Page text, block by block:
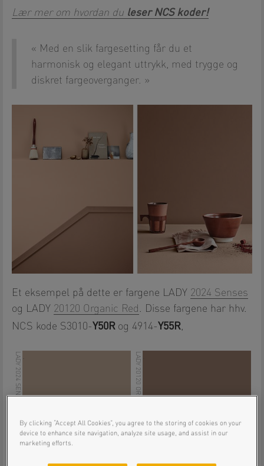
Lær mer om hvordan du leser NCS koder!
Med en slik fargesetting får du et
harmonisk og elegant uttrykk, med trygge og
diskret fargeoverganger.
Et eksempel på dette er fargene LADY 2024 Senses
og LADY 20120 Organic Red . Disse fargene har hhv.
NCS kode S3010-Y50R og 4914-Y55R,
LADY 2024 SENSES LADY 20120 ORGANIC RED
By clicking “Accept All Cookies”, you agree to the storing of cookies on your
device to enhance site navigation, analyze site usage, and assist in our
marketing efforts.